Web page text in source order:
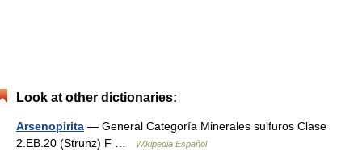
Look at other dictionaries:
Arsenopirita — General Categoría Minerales sulfuros Clase
2.EB.20 (Strunz) F …
Wikipedia Español